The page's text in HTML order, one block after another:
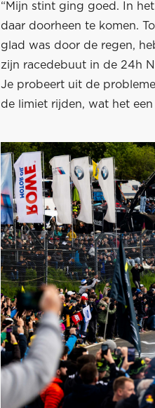
“Mijn stint ging goed. In
daar doorheen te komen.
glad was door de regen,
zijn racedebuut in de 24h
Je probeert uit de
de limiet rijden, wat het